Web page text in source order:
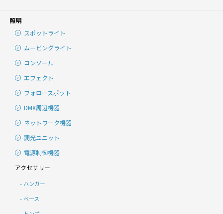
照明
スポットライト
ムービングライト
コンソール
エフェクト
フォロースポット
DMX周辺機器
ネットワーク機器
調光ユニット
電源制御機器
アクセサリー
ハンガー
ベース